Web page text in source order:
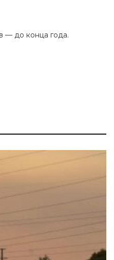
— до конца года.